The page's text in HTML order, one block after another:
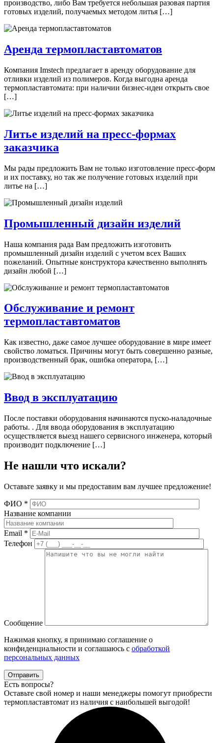
производство, либо Вам требуется небольшая разовая партия
готовых изделий, получаемых методом литья […]
Аренда термопластавтоматов
Компания Imstech предлагает в аренду оборудование для
отливки изделий из полимеров. Когда выгодна аренда
термопластавтомата: при наличии бизнес-идеи открыть свое
[…]
Литье изделий на пресс-формах
заказчика
Мы рады предложить Вам не только изготовление пресс-форм
и их поставку, но так же получение готовых изделий при
литье на […]
Промышленный дизайн изделий
Наша компания рада Вам предложить изготовить
промышленный дизайн изделий с учетом всех Ваших
пожеланий. Опытные конструктора качественно выполнять
дизайн любой […]
Обслуживание и ремонт
термопластавтоматов
Как известно, даже самое лучшее оборудование в мире имеет
свойство ломаться. Причины могут быть совершенно разные,
производственный брак, ошибка оператора, […]
Ввод в эксплуатацию
После поставки оборудования начинаются пуско-наладочные
работы. . Для ввода оборудования в эксплуатацию
осуществляется выезд нашего сервисного инженера, который
производит подключение […]
Не нашли что искали?
Оставьте заявку и мы предоставим вам лучшее предложение!
ФИО *
Название компании
Email *
Телефон
Сообщение
Нажимая кнопку, я принимаю соглашение о
конфиденциальности и соглашаюсь с обработкой
персональных данных
Отправить
Есть вопросы?
Оставьте свой номер и наши менеджеры помогут приобрести
термопластавтомат из наличия с наибольшей выгодой!